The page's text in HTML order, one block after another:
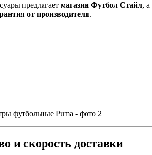
предлагает магазин Футбол Стайл,
от производителя.
и скорость доставки